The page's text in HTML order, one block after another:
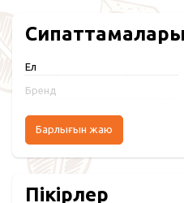
Сипаттамалары
Ел
Бренд
Барлығын жаю
Пікірлер